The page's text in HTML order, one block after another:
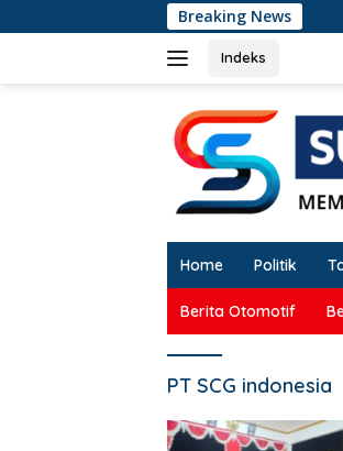
ke
Breaking News
Indeks
Home Politik
Berita Otomotif
PT SCG indonesia